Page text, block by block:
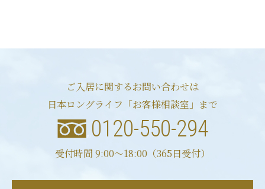
ご入居に関するお問い合わせは
日本ロングライフ「お客様相談室」まで
0120-550-294
受付時間 9:00〜18:00（365日受付）